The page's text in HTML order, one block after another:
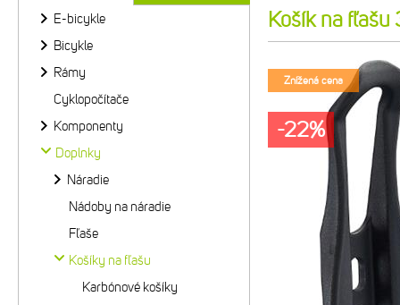
Košík na fľašu
Znížená cena
-22%
E-bicykle
Bicykle
Rámy
Cyklopočítače
Komponenty
Doplnky
Náradie
Nádoby na náradie
Fľaše
Košíky na fľašu
Karbónové košíky